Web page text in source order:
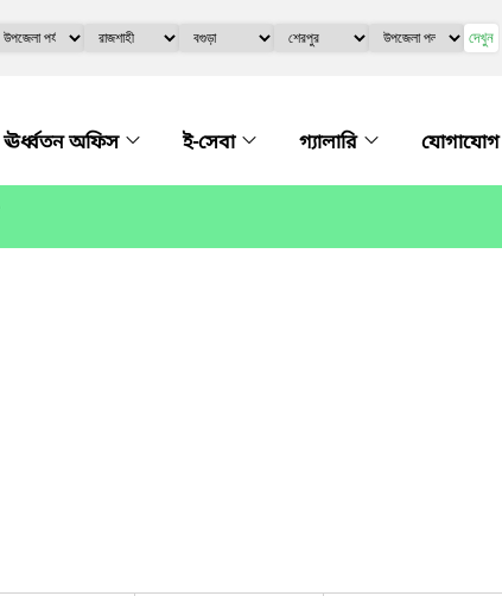
দেখুন
ঊর্ধ্বতন অফিস ই-সেবা গ্যালারি যোগাযোগ